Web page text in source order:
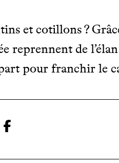
et cotillons ?
reprennent de
pour franchir le